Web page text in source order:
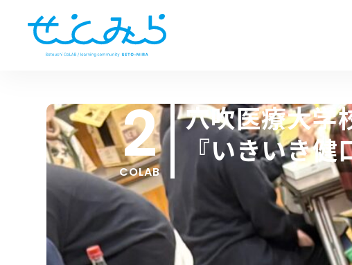
2
COLAB
穴吹医療大学
『いきいき